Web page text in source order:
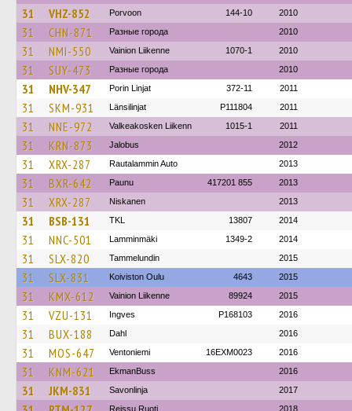
31
VHZ-852 Porvoon 144-10 2010
31 CHN-871 Разные города 2010
31 NMI-550 Vainion Liikenne 1070-1 2010
31 SUY-473 Разные города 2010
31 NHV-347 Porin Linjat 372-11 2011
31 SKM-931 Länsilinjat P111804 2011
31 NNE-972 Valkeakosken Liikenn 1015-1 2011
31 KRN-873 Jalobus 2012
31 XRX-287 Rautalammin Auto 2013
31 BXR-642 Paunu 417201 855 2013
31 XRX-287 Niskanen 2013
31 BSB-131 TKL 13807 2014
31 NNC-501 Lamminmäki 1349-2 2014
31 SLX-820 Tammelundin 2015
31 SLX-831 Koiviston Oulu 4643 2015
31 KMX-612 Vainion Liikenne 89924 2015
31 VZU-131 Ingves P168103 2016
31 BUX-188 Dahl 2016
31 MOS-647 Ventoniemi 16EXM0023 2016
31 KNM-621 EkmanBuss 2016
31 JKM-831 Savonlinja 2017
Reissu Ruoti 2018